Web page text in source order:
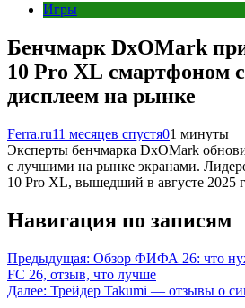
Игры
Бенчмарк DxOMark
10 Pro XL смартфоном
дисплеем на рынке
Ferra.ru11 месяцев спустя01 минуты
Эксперты бенчмарка DxOMark
с лучшими на рынке экранами.
10 Pro XL, вышедший в августе 2025
Навигация по записям
Предыдущая: Обзор ФИФА 26: что
FC 26, отзыв, что лучше
Далее: Трейдер Takumi — отзывы о